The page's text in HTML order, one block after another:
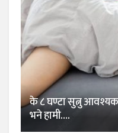
के ८ घण्टा सुत्नु
भने हामी….